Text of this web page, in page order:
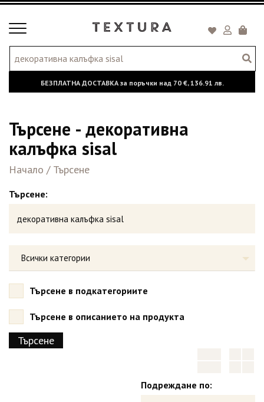
Toggle
БЕЗПЛАТНА ДОСТАВКА за поръчки над 70 €,136.91 лв.
Търсене - декоративна
калъфка sisal
Начало / Търсене
Търсене:
Всички категории
Търсене в подкатегориите
Търсене в описанието на продукта
Подреждане по: